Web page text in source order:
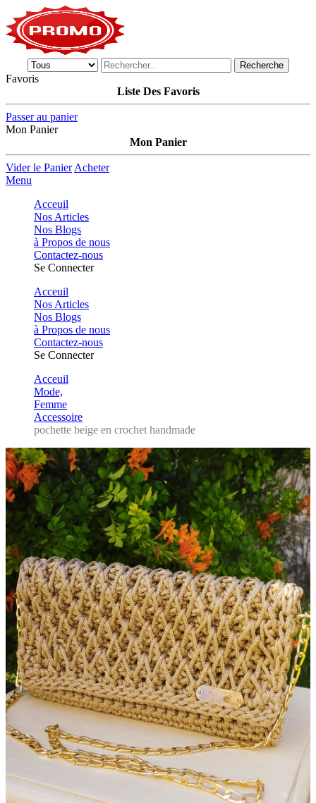
Recherche
Favoris
Liste Des Favoris
Passer au panier
Mon Panier
Mon Panier
Vider le Panier Acheter
Menu
Acceuil
Nos Articles
Nos Blogs
à Propos de nous
Contactez-nous
Se Connecter
Acceuil
Nos Articles
Nos Blogs
à Propos de nous
Contactez-nous
Se Connecter
Acceuil
Mode,
Femme
Accessoire
pochette beige en crochet handmade